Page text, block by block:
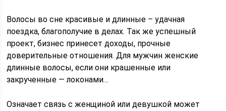
Волосы во сне красивые и длинные – удачная
поездка, благополучие в делах. Так же успешный
проект, бизнес принесет доходы, прочные
доверительные отношения. Для мужчин женские
длинные волосы, если они крашенные или
закрученные — локонами…
Означает связь с женщиной или девушкой может